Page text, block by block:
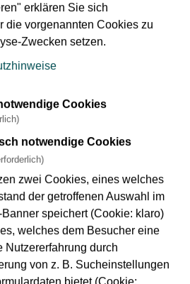
gegen den anstehenden
vor unplanmäßigen
Werkzeugkontrolle. In dieser
die planmäßige
in die Abbaukammer
Schneidrad kontrolliert,
diese Arbeiten erfolgreich
im 24/7-Betrieb konnte
die Bauarbeiten am
erklären Sie sich
die vorgenannten Cookies zu
Zwecken setzen.
Cookies
notwendige Cookies
zwei Cookies, eines welches
der getroffenen Auswahl im
speichert (Cookie: klaro)
welches dem Besucher eine
Nutzererfahrung durch
von z. B. Sucheinstellungen
bietet (Cookie: